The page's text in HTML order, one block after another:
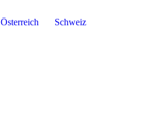
Österreich Schweiz